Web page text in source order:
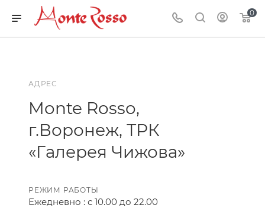
0
АДРЕС
Monte Rosso,
г.Воронеж, ТРК
«Галерея Чижова»
РЕЖИМ РАБОТЫ
Ежедневно : с 10.00 до 22.00